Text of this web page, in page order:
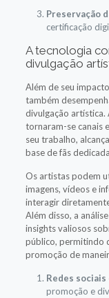
Preservação
certificação
A tecnologia
divulgação
Além de seu
também
divulgação artística.
tornaram-se canais
seu trabalho,
base de fãs
Os artistas podem
imagens, vídeos e
interagir
Além disso, a
insights valiosos
público, permitindo
promoção de
Redes
promoção e